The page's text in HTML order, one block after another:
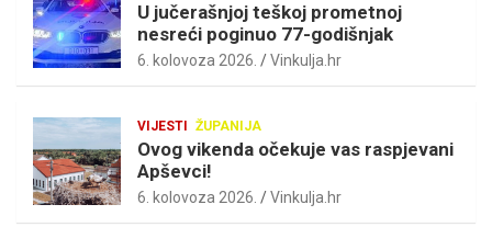
U jučerašnjoj teškoj prometnoj
nesreći poginuo 77-godišnjak
6. kolovoza 2026. Vinkulja.hr
VIJESTI ŽUPANIJA
Ovog vikenda očekuje vas raspjevani
Apševci!
6. kolovoza 2026. Vinkulja.hr